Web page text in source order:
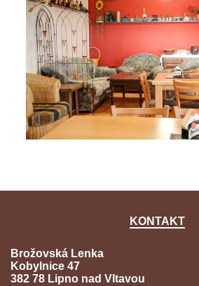
KONTAKT
Brožovská Lenka
Kobylnice 47
382 78 Lipno nad Vltavou